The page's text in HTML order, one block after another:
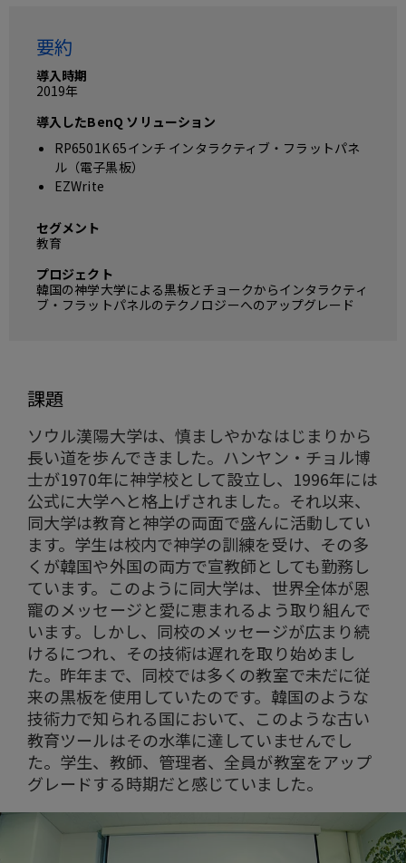
要約
導入時期
2019年
導入したBenQ ソリューション
RP6501K 65インチ インタラクティブ・フラットパネ
ル（電子黒板）
EZWrite
セグメント
教育
プロジェクト
韓国の神学大学による黒板とチョークからインタラクティ
ブ・フラットパネルのテクノロジーへのアップグレード
課題
ソウル漢陽大学は、慎ましやかなはじまりから
長い道を歩んできました。ハンヤン・チョル博
士が1970年に神学校として設立し、1996年には
公式に大学へと格上げされました。それ以来、
同大学は教育と神学の両面で盛んに活動してい
ます。学生は校内で神学の訓練を受け、その多
くが韓国や外国の両方で宣教師としても勤務し
ています。このように同大学は、世界全体が恩
寵のメッセージと愛に恵まれるよう取り組んで
います。しかし、同校のメッセージが広まり続
けるにつれ、その技術は遅れを取り始めまし
た。昨年まで、同校では多くの教室で未だに従
来の黒板を使用していたのです。韓国のような
技術力で知られる国において、このような古い
教育ツールはその水準に達していませんでし
た。学生、教師、管理者、全員が教室をアップ
グレードする時期だと感じていました。